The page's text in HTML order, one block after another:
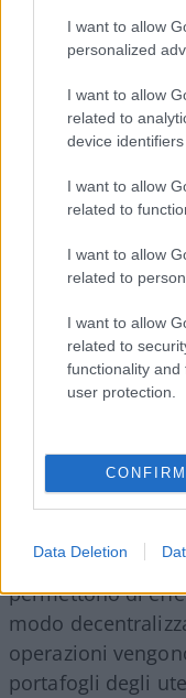
I want to allow
personalized
I want to allow
related to
device identifiers
I want to allow
related to
I want to allow
related to
I want to allow
related to
functionality
user protection.
CONFIRM
Data Deletion
Servizi monetari
Dato che le
applicazioni
un ovvio caso
l’emissione di
settore della
che viene
mondo realema
criptovalute
stablecoin
l’uso quotidiano
controllato da
Scambi
Exchange
permettono di
modo
operazioni
portafogli degli